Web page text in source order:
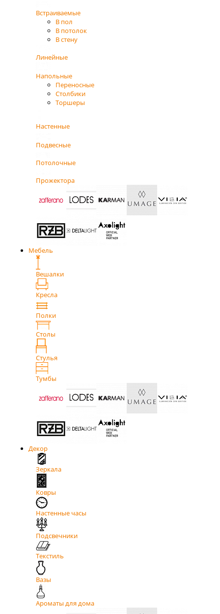
Встраиваемые
В пол
В потолок
В стену
Линейные
Напольные
Переносные
Столбики
Торшеры
Настенные
Подвесные
Потолочные
Прожектора
Мебель
Вешалки
Кресла
Полки
Столы
Стулья
Тумбы
Декор
Зеркала
Ковры
Настенные часы
Подсвечники
Текстиль
Вазы
Ароматы для дома